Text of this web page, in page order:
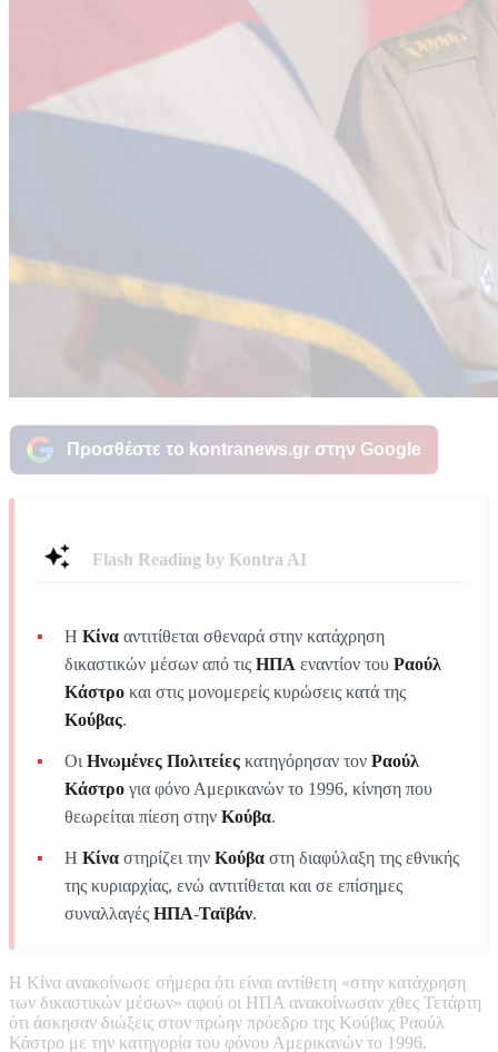
Προσθέστε το kontranews.gr στην Google
Flash Reading by Kontra AI
Η Κίνα αντιτίθεται σθεναρά στην κατάχρηση
δικαστικών μέσων από τις ΗΠΑ εναντίον του Ραούλ
Κάστρο και στις μονομερείς κυρώσεις κατά της
Κούβας.
Οι Ηνωμένες Πολιτείες κατηγόρησαν τον Ραούλ
Κάστρο για φόνο Αμερικανών το 1996, κίνηση που
θεωρείται πίεση στην Κούβα.
Η Κίνα στηρίζει την Κούβα στη διαφύλαξη της εθνικής
της κυριαρχίας, ενώ αντιτίθεται και σε επίσημες
συναλλαγές ΗΠΑ-Ταϊβάν.
Η Κίνα ανακοίνωσε σήμερα ότι είναι αντίθετη «στην κατάχρηση
των δικαστικών μέσων» αφού οι ΗΠΑ ανακοίνωσαν χθες Τετάρτη
ότι άσκησαν διώξεις στον πρώην πρόεδρο της Κούβας Ραούλ
Κάστρο με την κατηγορία του φόνου Αμερικανών το 1996.